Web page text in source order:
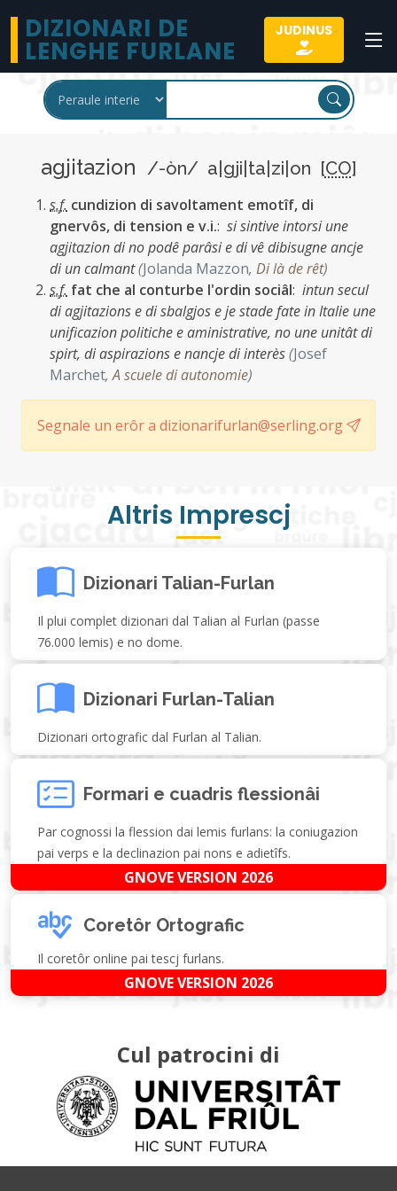
DIZIONARI DE
LENGHE FURLANE
JUDINUS
agjitazion /-òn/ a|gji|ta|zi|on [CO]
s.f. cundizion di savoltament emotîf, di
gnervôs, di tension e v.i.: si sintive intorsi une
agjitazion di no podê parâsi e di vê dibisugne ancje
di un calmant(Jolanda Mazzon, Di là de rêt)
s.f. fat che al conturbe l'ordin sociâl: intun secul
di agjitazions e di sbalgjos e je stade fate in Italie une
unificazion politiche e aministrative, no une unitât di
spirt, di aspirazions e nancje di interès(Josef
Marchet,A scuele di autonomie)
Segnale un erôr a dizionarifurlan@serling.org
Altris Imprescj
Dizionari Talian-Furlan
Il plui complet dizionari dal Talian al Furlan (passe
76.000 lemis) e no dome.
Dizionari Furlan-Talian
Dizionari ortografic dal Furlan al Talian.
Formari e cuadris flessionâi
Par cognossi la flession dai lemis furlans: la coniugazion
pai verps e la declinazion pai nons e adietîfs.
GNOVE VERSION 2026
Coretôr Ortografic
Il coretôr online pai tescj furlans.
GNOVE VERSION 2026
Cul patrocini di